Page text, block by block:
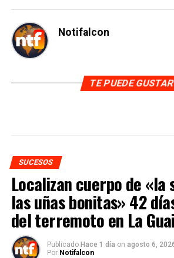
Notifalcon
TE PUEDE GUSTAR
SUCESOS
Localizan cuerpo de «la
las uñas bonitas» 42
del terremoto en La
Publicado Hace 1 día on agosto 6,
Por Notifalcon